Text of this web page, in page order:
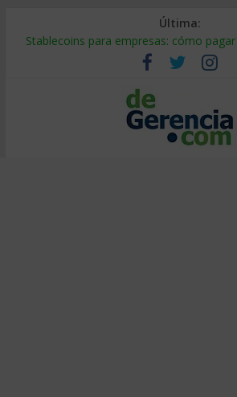
Última:
Stablecoins para empresas: cómo
Despido silencioso: qué es y por qué
IA en selección de personal: cómo
Trabajo forzoso en la cadena de
Mercado hispano de EE. UU.: cómo